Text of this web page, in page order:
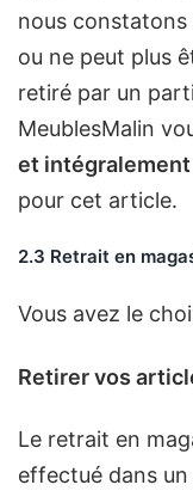
nous constatons
ou ne peut plus
retiré par un
MeublesMalin
et intégralement
pour cet article.
2.3 Retrait en
Vous avez le
Retirer vos
Le retrait en
effectué dans un